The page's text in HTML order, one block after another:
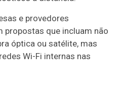
e provedores
propostas que incluam não
óptica ou satélite, mas
Wi-Fi internas nas